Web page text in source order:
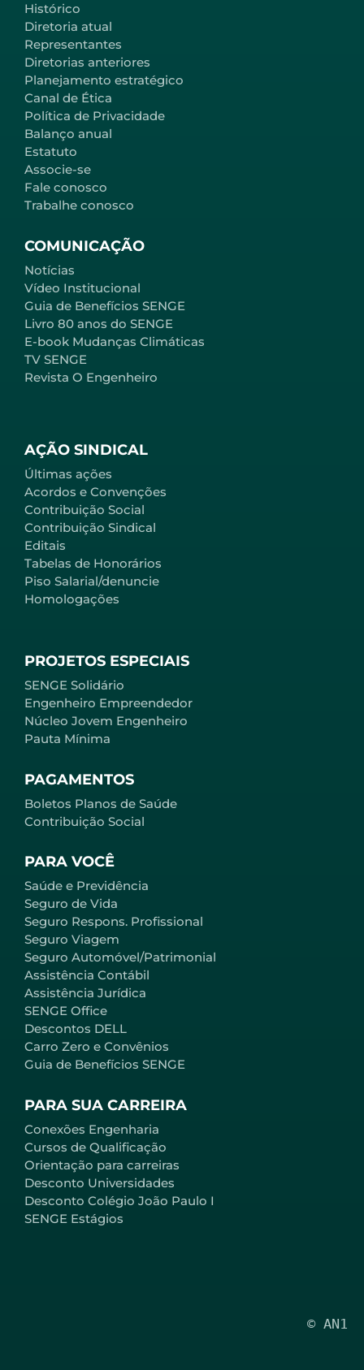
PARA VOCÊ
Saúde e Previdência
Seguro de Vida
Seguro Respons. Profissional
Seguro Viagem
Seguro Automóvel/Patrimonial
Assistência Contábil
Assistência Jurídica
SENGE Office
Descontos DELL
Carro Zero e Convênios
Guia de Benefícios SENGE
PARA SUA CARREIRA
Conexões Engenharia
Cursos de Qualificação
Orientação para carreiras
Desconto Universidades
Desconto Colégio João Paulo I
SENGE Estágios
AÇÃO SINDICAL
Últimas ações
Acordos e Convenções
Contribuição Social
Contribuição Sindical
Editais
Tabelas de Honorários
Piso Salarial/denuncie
Homologações
PROJETOS ESPECIAIS
SENGE Solidário
Engenheiro Empreendedor
Núcleo Jovem Engenheiro
Pauta Mínima
PAGAMENTOS
Boletos Planos de Saúde
Contribuição Social
Histórico
Diretoria atual
Representantes
Diretorias anteriores
Planejamento estratégico
Canal de Ética
Política de Privacidade
Balanço anual
Estatuto
Associe-se
Fale conosco
Trabalhe conosco
COMUNICAÇÃO
Notícias
Vídeo Institucional
Guia de Benefícios SENGE
Livro 80 anos do SENGE
E-book Mudanças Climáticas
TV SENGE
Revista O Engenheiro
© AN1